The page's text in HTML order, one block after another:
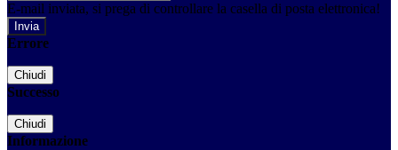
E-mail inviata, si prega di controllare la casella di posta elettronica!
Errore
Chiudi
Successo
Chiudi
Informazione